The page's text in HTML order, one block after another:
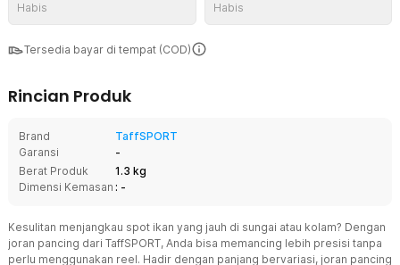
Habis Habis
Tersedia bayar di tempat (COD)
Rincian Produk
Brand
TaffSPORT
Garansi
-
Berat Produk
1.3 kg
Dimensi Kemasan : -
Kesulitan menjangkau spot ikan yang jauh di sungai atau kolam? Dengan
joran pancing dari TaffSPORT, Anda bisa memancing lebih presisi tanpa
perlu menggunakan reel. Hadir dengan panjang bervariasi, joran pancing